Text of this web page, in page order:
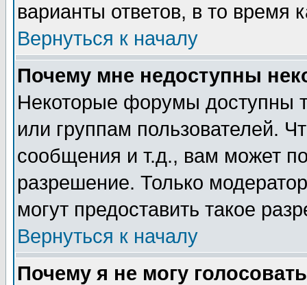
варианты ответов, в то время
Вернуться к началу
Почему мне недоступны
Некоторые форумы доступны
или группам пользователей.
сообщения и т.д., вам может
разрешение. Только
могут предоставить такое
Вернуться к началу
Почему я не могу